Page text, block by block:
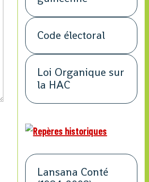
Code électoral
Loi Organique sur
la HAC
Lansana Conté